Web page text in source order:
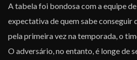
A tabela foi bondosa com a equipe
expectativa de quem sabe conseguir
pela primeira vez na temporada, o
O adversário, no entanto, é longe de